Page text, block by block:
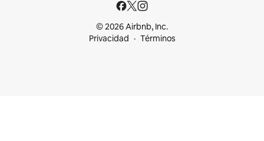
© 2026 Airbnb, Inc.
Privacidad
Términos